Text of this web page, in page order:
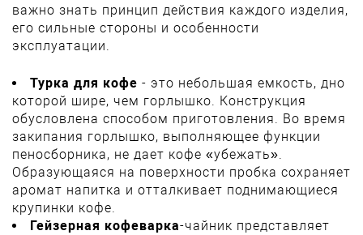
важно знать принцип действия каждого изделия,
его сильные стороны и особенности
эксплуатации.
Турка для кофе - это небольшая емкость, дно
которой шире, чем горлышко. Конструкция
обусловлена способом приготовления. Во время
закипания горлышко, выполняющее функции
пеносборника, не дает кофе «убежать».
Образующаяся на поверхности пробка сохраняет
аромат напитка и отталкивает поднимающиеся
крупинки кофе.
Гейзерная кофеварка-чайник представляет